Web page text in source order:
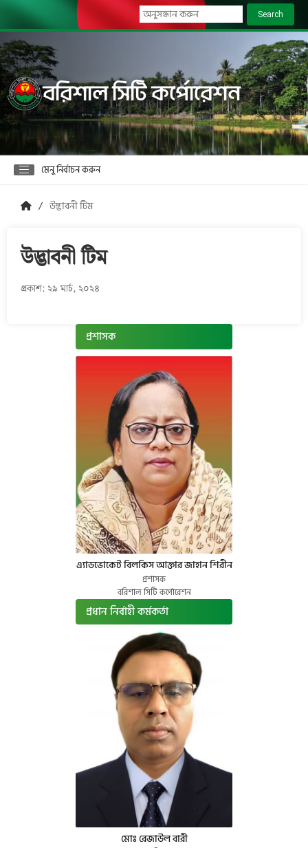
Search
বরিশাল সিটি কর্পোরেশন
মেনু নির্বাচন করুন
উদ্ভাবনী টিম
উদ্ভাবনী টিম
প্রকাশ: ২৯ মার্চ, ২০২৪
প্রশাসক
এ্যাডভোকেট বিলকিস আক্তার জাহান শিরীন
প্রশাসক
বরিশাল সিটি কর্পোরেশন
প্রধান নির্বাহী কর্মকর্তা
মোঃ রেজাউল বারী